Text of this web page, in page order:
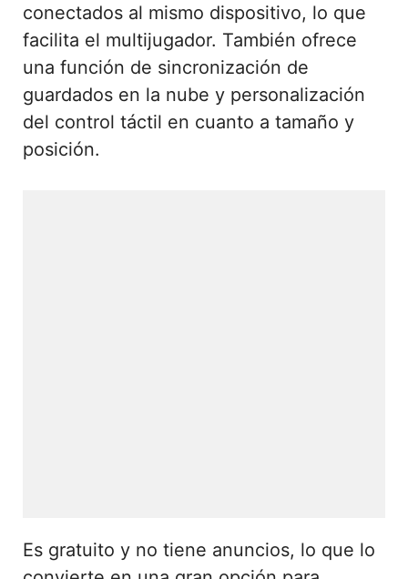
conectados al mismo dispositivo, lo que
facilita el multijugador. También ofrece
una función de sincronización de
guardados en la nube y personalización
del control táctil en cuanto a tamaño y
posición.
Es gratuito y no tiene anuncios, lo que lo